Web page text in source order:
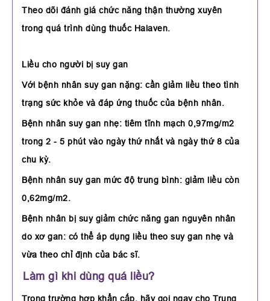
Theo dõi đánh giá chức năng thận thường xuyên
trong quá trình dùng thuốc Halaven.
Liều cho người bị suy gan
Với bệnh nhân suy gan nặng: cần giảm liều theo tình
trạng sức khỏe và đáp ứng thuốc của bệnh nhân.
Bệnh nhân suy gan nhẹ: tiêm tĩnh mạch 0,97mg/m2
trong 2 - 5 phút vào ngày thứ nhất và ngày thứ 8 của
chu kỳ.
Bệnh nhân suy gan mức độ trung bình: giảm liều còn
0,62mg/m2.
Bệnh nhân bị suy giảm chức năng gan nguyên nhân
do xơ gan: có thể áp dụng liều theo suy gan nhẹ và
vừa theo chỉ định của bác sĩ.
Làm gì khi dùng quá liều?
Trong trường hợp khẩn cấp, hãy gọi ngay cho Trung